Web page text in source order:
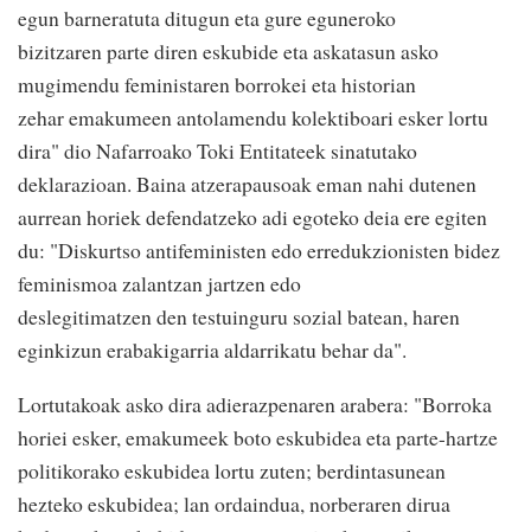
egun barneratuta ditugun eta gure eguneroko
bizitzaren parte diren eskubide eta askatasun asko
mugimendu feministaren borrokei eta historian
zehar emakumeen antolamendu kolektiboari esker lortu
dira" dio Nafarroako Toki Entitateek sinatutako
deklarazioan. Baina atzerapausoak eman nahi dutenen
aurrean horiek defendatzeko adi egoteko deia ere egiten
du: "Diskurtso antifeministen edo erredukzionisten bidez
feminismoa zalantzan jartzen edo
deslegitimatzen den testuinguru sozial batean, haren
eginkizun erabakigarria aldarrikatu behar da".
Lortutakoak asko dira adierazpenaren arabera: "Borroka
horiei esker, emakumeek boto eskubidea eta parte-hartze
politikorako eskubidea lortu zuten; berdintasunean
hezteko eskubidea; lan ordaindua, norberaren dirua